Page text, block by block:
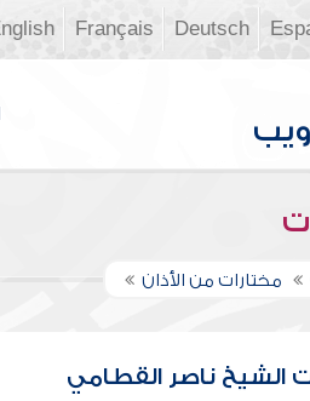
Deutsch
Français
مختارات من الأذان
الشيخ ناصر القطامي